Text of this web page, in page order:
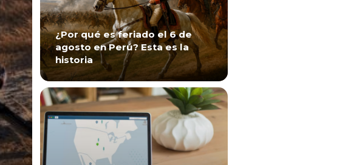
¿Por qué es feriado el 6 de
agosto en Perú? Esta es la
historia